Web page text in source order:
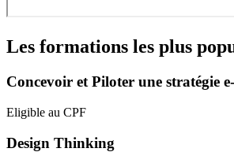
Les formations les plus
Concevoir et Piloter une stratégie
Eligible au CPF
Design Thinking